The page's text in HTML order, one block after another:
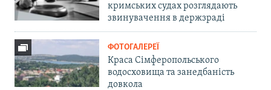
кримських судах розглядають
звинувачення в держзраді
ФОТОГАЛЕРЕЇ
Краса Сімферопольського
водосховища та занедбаність
довкола